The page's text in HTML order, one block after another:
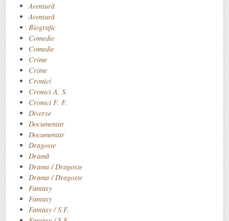
Aventură
Aventură
Biografic
Comedie
Comedie
Crime
Crime
Cronici
Cronici A. S.
Cronici F. F.
Diverse
Documentar
Documentar
Dragoste
Dramă
Drama / Dragoste
Drama / Dragoste
Fantasy
Fantasy
Fantasy / S.F.